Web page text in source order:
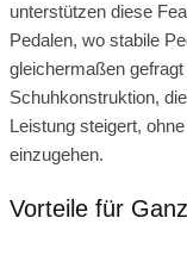
unterstützen diese
Pedalen, wo stabile
gleichermaßen
Schuhkonstruktion,
Leistung steigert,
einzugehen.
Vorteile für